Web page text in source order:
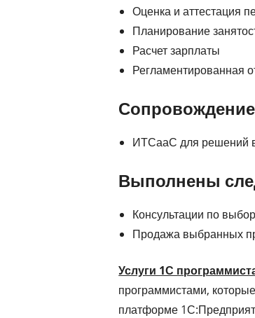
Оценка и аттестация
Планирование
Расчет зарплаты
Регламентированная
ИТСааС для решений
Выполнены
Консультации по
Продажа выбранных
Услуги 1С
программистами,
платформе